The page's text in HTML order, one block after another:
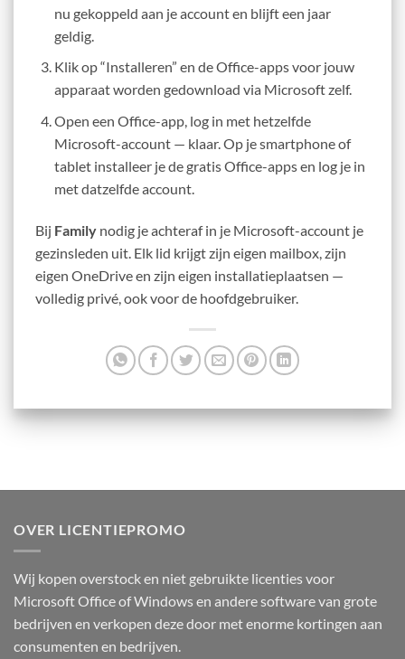
nu gekoppeld aan je account en blijft een jaar
geldig.
Klik op “Installeren” en de Office-apps voor jouw
apparaat worden gedownload via Microsoft zelf.
Open een Office-app, log in met hetzelfde
Microsoft-account — klaar. Op je smartphone of
tablet installeer je de gratis Office-apps en log je in
met datzelfde account.
Bij Family nodig je achteraf in je Microsoft-account je
gezinsleden uit. Elk lid krijgt zijn eigen mailbox, zijn
eigen OneDrive en zijn eigen installatieplaatsen —
volledig privé, ook voor de hoofdgebruiker.
OVER LICENTIEPROMO
Wij kopen overstock en niet gebruikte licenties voor
Microsoft Office of Windows en andere software van grote
bedrijven en verkopen deze door met enorme kortingen aan
consumenten en bedrijven.